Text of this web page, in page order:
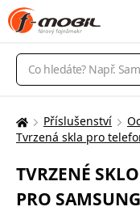
Vyhledávání
Zde
nacházíte:
Příslušenství
Tvrzená skla pro
TVRZENÉ
PRO